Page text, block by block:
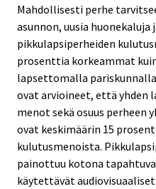
Mahdollisesti perhe
asunnon, uusia huonekaluja
pikkulapsiperheiden
prosenttia korkeammat
lapsettomalla
ovat arvioineet, että yhden
menot sekä osuus perheen
ovat keskimäärin 15
kulutusmenoista.
painottuu kotona
käytettävät